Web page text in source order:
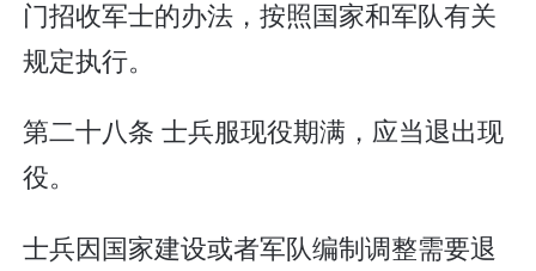
门招收军士的办法，按照国家和军队有关
规定执行。
第二十八条 士兵服现役期满，应当退出现
役。
士兵因国家建设或者军队编制调整需要退